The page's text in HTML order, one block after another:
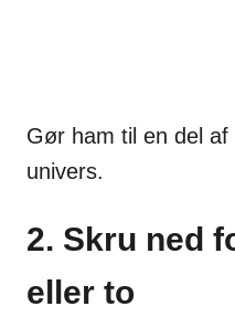
Gør ham til en del
univers.
2. Skru ned
eller to